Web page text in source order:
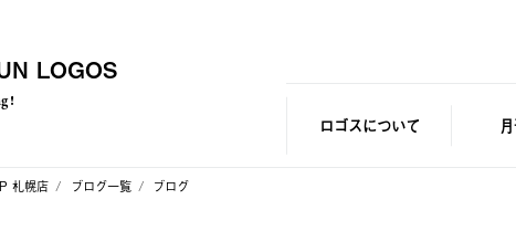
LOGOS
!
ロゴスについて
札幌店 ブログ一覧 ブログ